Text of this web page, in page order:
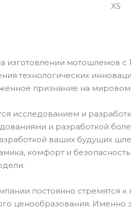
XS
изготовлении мотошлемов с
технологических
признание на
исследованием и
и разработкой
ваших будущих
комфорт и
постоянно стремятся
ценообразования.